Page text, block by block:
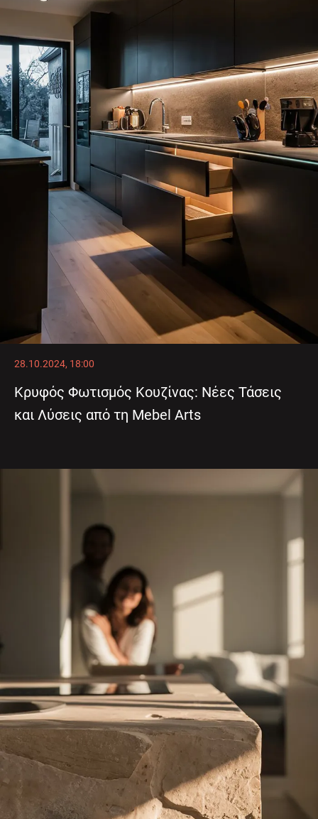
28.10.2024, 18:00
Κρυφός Φωτισμός Κουζίνας: Νέες Τάσεις
και Λύσεις από τη Mebel Arts